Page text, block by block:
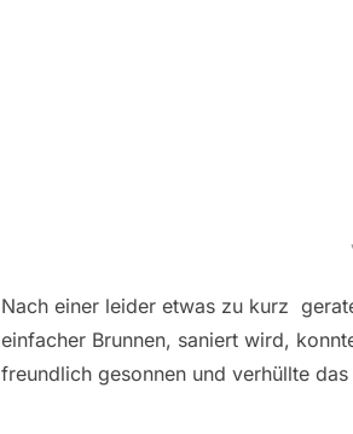
Nach einer leider etwas zu kurz
einfacher Brunnen, saniert wird,
freundlich gesonnen und verhüllte